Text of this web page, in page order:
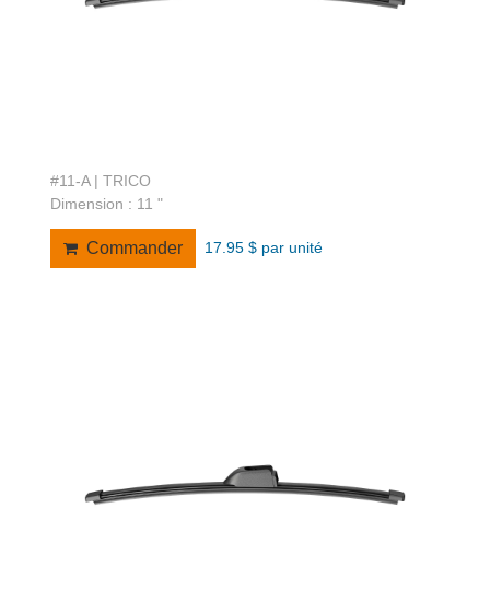
#11-A | TRICO
Dimension : 11 "
Commander 17.95 $ par unité